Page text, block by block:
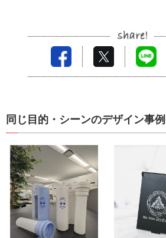
同じ目的・シーンのデザイン事例